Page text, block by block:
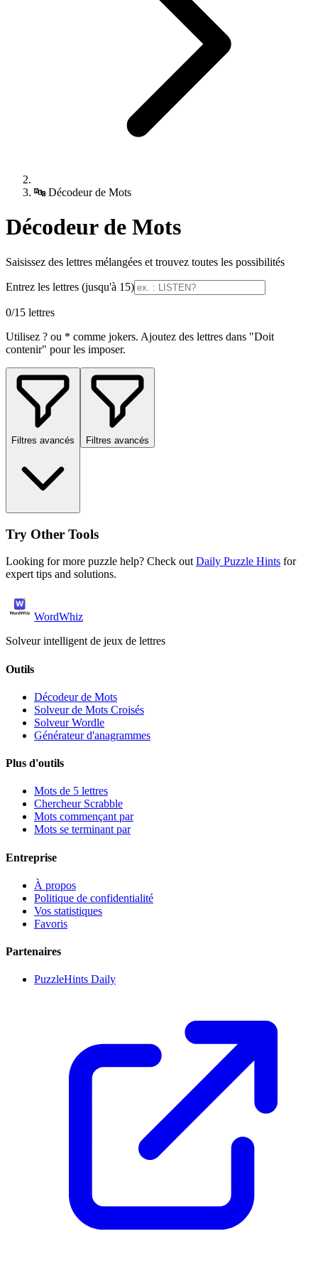
🔤 Décodeur de Mots
Décodeur de Mots
Saisissez des lettres mélangées et trouvez toutes les possibilités
Entrez les lettres (jusqu'à 15)
0/15 lettres
Utilisez ? ou * comme jokers. Ajoutez des lettres dans "Doit
contenir" pour les imposer.
Filtres avancés Filtres avancés
Try Other Tools
Looking for more puzzle help? Check out Daily Puzzle Hints for
expert tips and solutions.
WordWhiz
Solveur intelligent de jeux de lettres
Outils
Décodeur de Mots
Solveur de Mots Croisés
Solveur Wordle
Générateur d'anagrammes
Plus d'outils
Mots de 5 lettres
Chercheur Scrabble
Mots commençant par
Mots se terminant par
Entreprise
À propos
Politique de confidentialité
Vos statistiques
Favoris
Partenaires
PuzzleHints Daily